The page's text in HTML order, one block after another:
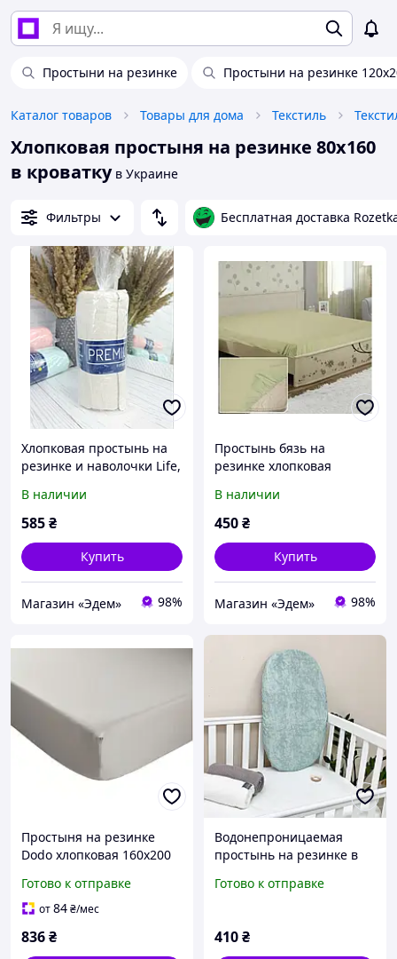
Простыни на резинке Простыни на резинке
Каталог товаров Товары для дома Текстиль
Хлопковая простыня на резинке 80х160
в кроваткув Украине
Фильтры Бесплатная доставка
Хлопковая простынь на
резинке и наволочки Life,
2 шт
В наличии
585₴
Купить
Магазин «Эдем» 98%
Простынь бязь на
резинке хлопковая
120х200
В наличии
450₴
Купить
Магазин «Эдем» 98%
Простыня на резинке
Dodo хлопковая 160х200
серый перкаль Bonnet 37
см
Готово к отправке
от84₴/мес
836₴
Водонепроницаемая
простынь на резинке в
мятный
Готово к отправке
410₴